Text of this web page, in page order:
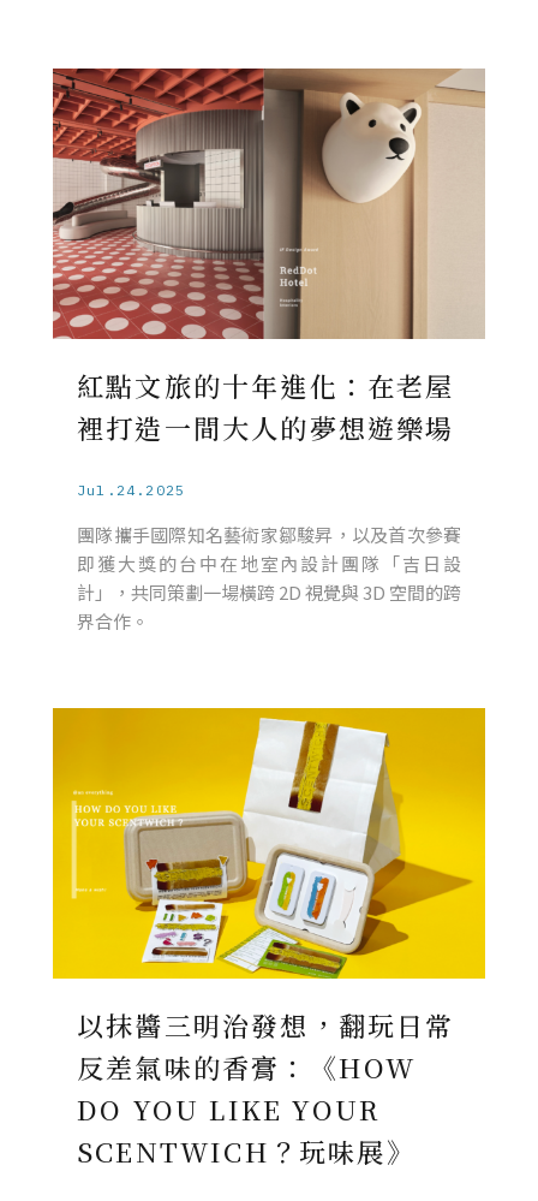
紅點文旅的十年進化：在老屋
裡打造一間大人的夢想遊樂場
Jul.24.2025
團隊攜手國際知名藝術家鄒駿昇，以及首次參賽
即獲大獎的台中在地室內設計團隊「吉日設
計」，共同策劃一場橫跨 2D 視覺與 3D 空間的跨
界合作。
以抹醬三明治發想，翻玩日常
反差氣味的香膏：《HOW
DO YOU LIKE YOUR
SCENTWICH？玩味展》